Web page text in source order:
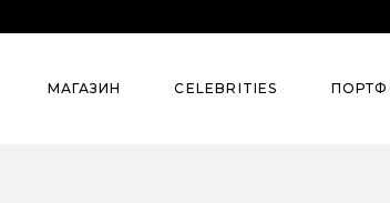
МАГАЗИН СELEBRITIES
Summer`26